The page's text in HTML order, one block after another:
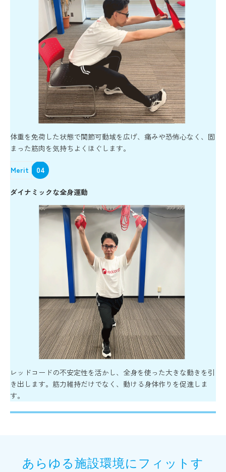
体重を免荷した状態で関節可動域を広げ、痛みや恐怖心なく、固
まった筋肉を気持ちよくほぐします。
Merit 04
ダイナミックな全身運動
レッドコードの不安定性を活かし、全身を使った大きな動きを引
き出します。筋力維持だけでなく、動ける身体作りを促進しま
す。
あらゆる施設環境にフィットす